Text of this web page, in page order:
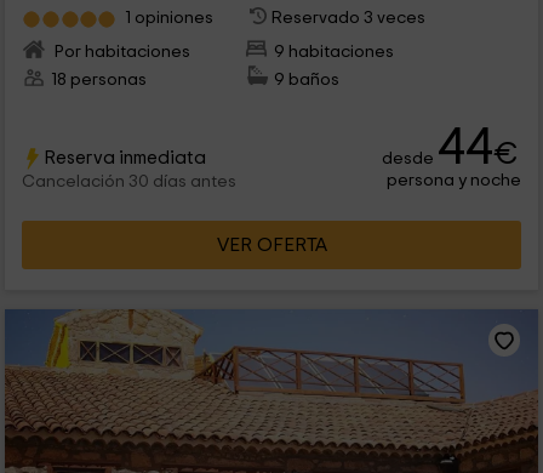
1 opiniones
Reservado 3 veces
Por habitaciones
9 habitaciones
18 personas
9 baños
Reserva inmediata
Cancelación 30 días antes
desde 44€
persona y noche
VER OFERTA